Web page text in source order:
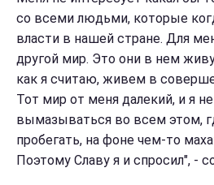
со всеми людьми, которые
власти в нашей стране. Для
другой мир. Это они в нем
как я считаю, живем в
Тот мир от меня далекий, и я не
вымазываться во всем этом,
пробегать, на фоне чем-то
Поэтому Славу я и спросил", -